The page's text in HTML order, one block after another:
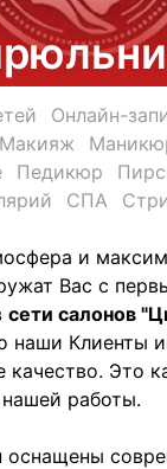
Онлайн-
Макияж
Педикюр
СПА
и
Вас с
сети салонов
наши Клиенты
качество. Это
работы.
оснащены